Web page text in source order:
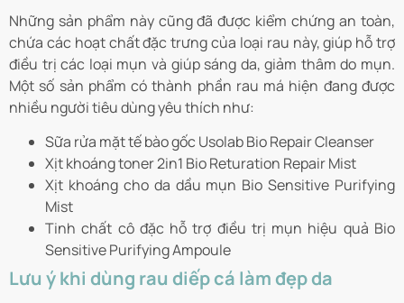
Những sản phẩm này cũng đã được kiểm chứng an toàn,
chứa các hoạt chất đặc trưng của loại rau này, giúp hỗ trợ
điều trị các loại mụn và giúp sáng da, giảm thâm do mụn.
Một số sản phẩm có thành phần rau má hiện đang được
nhiều người tiêu dùng yêu thích như:
Sữa rửa mặt tế bào gốc Usolab Bio Repair Cleanser
Xịt khoáng toner 2in1 Bio Returation Repair Mist
Xịt khoáng cho da dầu mụn Bio Sensitive Purifying
Mist
Tinh chất cô đặc hỗ trợ điều trị mụn hiệu quả Bio
Sensitive Purifying Ampoule
Lưu ý khi dùng rau diếp cá làm đẹp da